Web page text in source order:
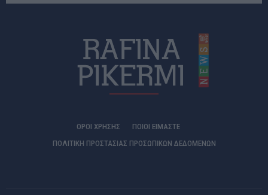
ΟΡΟΙ ΧΡΗΣΗΣ
ΠΟΙΟΊ ΕΊΜΑΣΤΕ
ΠΟΛΙΤΙΚΗ ΠΡΟΣΤΑΣΙΑΣ ΠΡΟΣΩΠΙΚΩΝ ΔΕΔΟΜΕΝΩΝ